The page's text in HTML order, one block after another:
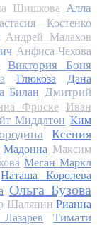
Шишкова Алла
Костенко
Андрей Малахов
Анфиса Чехова
Виктория Боня
Глюкоза
Дана
Билан Дмитрий
Фриске
Иван
Миддлтон Ким
Ксения
Мадонна Максим
Меган Маркл
Наташа Королева
Ольга Бузова
Шаляпин Рианна
Тимати